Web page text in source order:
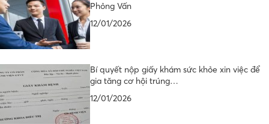
Phỏng Vấn
12/01/2026
Bí quyết nộp giấy khám sức khỏe xin việc để
gia tăng cơ hội trúng…
12/01/2026